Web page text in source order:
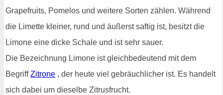
Grapefruits, Pomelos und weitere Sorten zählen. Während
die Limette kleiner, rund und äußerst saftig ist, besitzt die
Limone eine dicke Schale und ist sehr sauer.
Die Bezeichnung Limone ist gleichbedeutend mit dem
BegriffZitrone , der heute viel gebräuchlicher ist. Es handelt
sich dabei um dieselbe Zitrusfrucht.